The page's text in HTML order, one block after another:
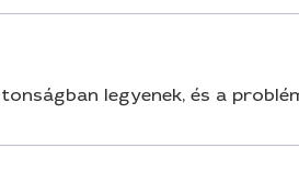
legyenek, és a